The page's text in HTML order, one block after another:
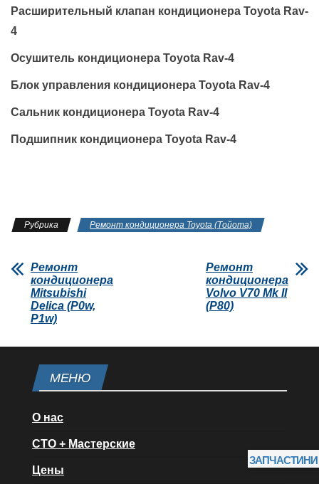
Расширительный клапан кондиционера Toyota Rav-
4
Осушитель кондиционера Toyota Rav-4
Блок управления кондиционера Toyota Rav-4
Сальник кондиционера Toyota Rav-4
Подшипник кондиционера Toyota Rav-4
Рубрика Ремонт кондиционера Toyota (Тойота)
Ремонт
кондиционера
Mitsubishi
Delica (P0w,
P1w)
Ремонт
кондиционера
Volvo V70 Mk II
(P80)
МЕНЮ
О нас
СТО + Мастерские
Цены
ЗАПЧАСТИНИ